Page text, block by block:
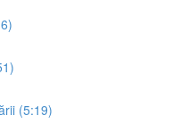
(5:19)